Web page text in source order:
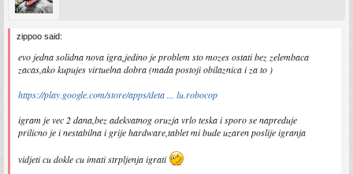
zippoo said:
evo jedna solidna nova igra,jedino je problem sto mozes ostati bez zelembaca
zacas,ako kupujes virtuelna dobra (mada postoji obilaznica i za to )
https://play.google.com/store/apps/deta ... lu.robocop
igram je vec 2 dana,bez adekvatnog oruzja vrlo teska i sporo se napreduje
prilicno je i nestabilna i grije hardware,tablet mi bude uzaren poslije igranja
vidjeti cu dokle cu imati strpljenja igrati